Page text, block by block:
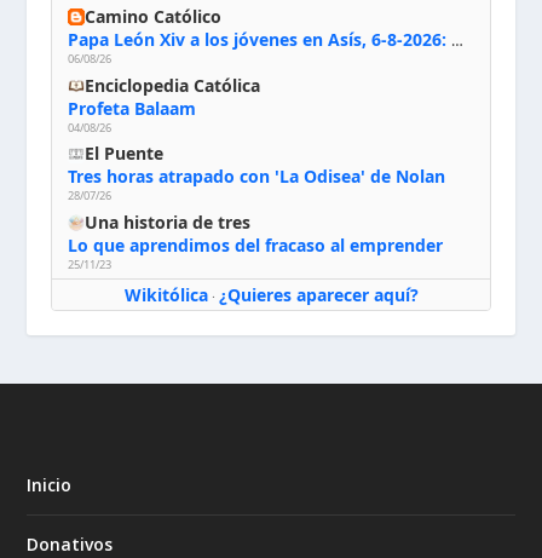
Camino Católico
Papa León Xiv a los jóvenes en Asís, 6-8-2026: «De san Francisco aprendan la radicalidad evangélica: no los vuelve ciegos ni violentos, sino sensibles, atentos, siempre en el seguimiento de Jesús, humildes y acogiendo a todos»
06/08/26
Enciclopedia Católica
Profeta Balaam
04/08/26
El Puente
Tres horas atrapado con 'La Odisea' de Nolan
28/07/26
Una historia de tres
Lo que aprendimos del fracaso al emprender
25/11/23
Wikitólica· ¿Quieres aparecer aquí?
Inicio
Donativos